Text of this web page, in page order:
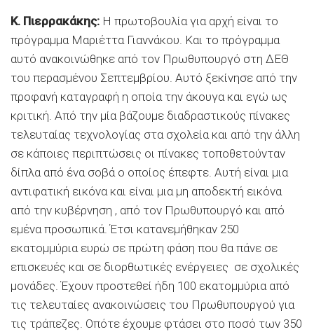
Κ. Πιερρακάκης: Η πρωτοβουλία για αρχή είναι το
πρόγραμμα Μαριέττα Γιαννάκου. Και το πρόγραμμα
αυτό ανακοινώθηκε από τον Πρωθυπουργό στη ΔΕΘ
του περασμένου Σεπτεμβρίου. Αυτό ξεκίνησε από την
προφανή καταγραφή η οποία την άκουγα και εγώ ως
κριτική. Από την μία βάζουμε διαδραστικούς πίνακες
τελευταίας τεχνολογίας στα σχολεία και από την άλλη
σε κάποιες περιπτώσεις οι πίνακες τοποθετούνταν
δίπλα από ένα σοβά ο οποίος έπεφτε. Αυτή είναι μια
αντιφατική εικόνα και είναι μια μη αποδεκτή εικόνα
από την κυβέρνηση , από τον Πρωθυπουργό και από
εμένα προσωπικά. Έτσι κατανεμήθηκαν 250
εκατομμύρια ευρώ σε πρώτη φάση που θα πάνε σε
επισκευές και σε διορθωτικές ενέργειες σε σχολικές
μονάδες. Έχουν προστεθεί ήδη 100 εκατομμύρια από
τις τελευταίες ανακοινώσεις του Πρωθυπουργού για
τις τράπεζες. Οπότε έχουμε φτάσει στο ποσό των 350